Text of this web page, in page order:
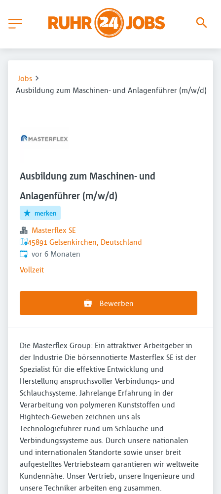
Jobs
Ausbildung zum Maschinen- und Anlagenführer (m/w/d)
Ausbildung zum Maschinen- und
Anlagenführer (m/w/d)
merken
Masterflex SE
45891 Gelsenkirchen, Deutschland
Veröffentlicht:
vor 6 Monaten
Vollzeit
Bewerben
Die Masterflex Group: Ein attraktiver Arbeitgeber in
der Industrie Die börsennotierte Masterflex SE ist der
Spezialist für die effektive Entwicklung und
Herstellung anspruchsvoller Verbindungs- und
Schlauchsysteme. Jahrelange Erfahrung in der
Verarbeitung von polymeren Kunststoffen und
Hightech-Geweben zeichnen uns als
Technologieführer rund um Schläuche und
Verbindungssysteme aus. Durch unsere nationalen
und internationalen Standorte sowie unser breit
aufgestelltes Vertriebsteam garantieren wir weltweite
Kundennähe. Unser Vertrieb, unsere Ingenieure und
unsere Techniker arbeiten eng zusammen.